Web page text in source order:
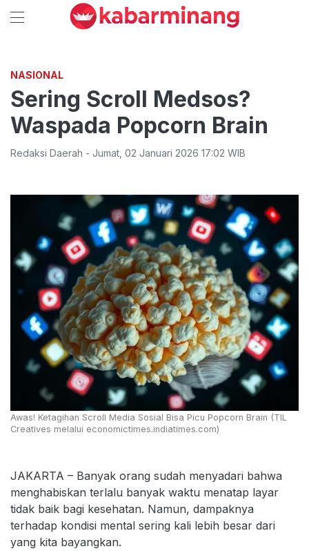
NASIONAL
Sering Scroll Medsos?
Waspada Popcorn Brain
Redaksi Daerah - Jumat 02 Januari 2026 17:02 WIB
Awas! Ketagihan Scroll Media Sosial Bisa Picu Popcorn Brain (TIL
Creatives melalui economictimes.indiatimes.com)
JAKARTA – Banyak orang sudah menyadari bahwa
menghabiskan terlalu banyak waktu menatap layar
tidak baik bagi kesehatan. Namun, dampaknya
terhadap kondisi mental sering kali lebih besar dari
yang kita bayangkan.